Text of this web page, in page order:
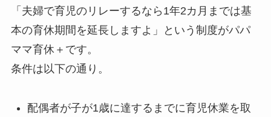
「夫婦で育児のリレーするなら1年2カ月までは基
本の育休期間を延長しますよ」という制度がパパ
ママ育休＋です。
条件は以下の通り。
配偶者が子が1歳に達するまでに育児休業を取